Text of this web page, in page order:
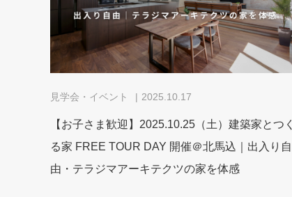
見学会・イベント 2025.10.17
【お子さま歓迎】2025.10.25（土）建築家とつく
る家 FREE TOUR DAY 開催＠北馬込｜出入り自
由・テラジマアーキテクツの家を体感